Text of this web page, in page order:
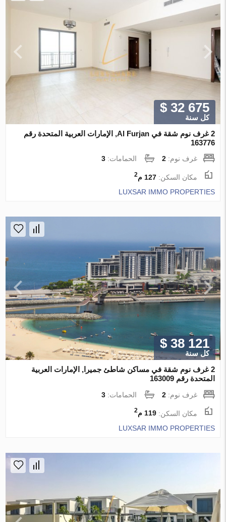
$ 32 675
كل سنة
2 غرف نوم شقة في Al Furjan, الإمارات العربية المتحدة رقم
163776
غرف نوم:2 الحمامات:3
مكان السكن:127 م 2
LUXSAR IMMO PROPERTIES
$ 38 121
كل سنة
2 غرف نوم شقة في مساكن شاطئ جميرا, الإمارات العربية
المتحدة رقم 163009
غرف نوم:2 الحمامات:3
مكان السكن:119 م 2
LUXSAR IMMO PROPERTIES